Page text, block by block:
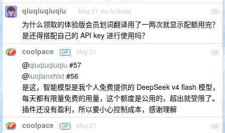
57
qiuqiuqiuqiu May 21 via Android
为什么领取的体验版会员划词翻译用了一两次就显示配额用完？
是还得搭配自己的 API key 进行使用吗？
58
coolpace OP May 21
@qiuqiuqiuqiu #57
@luojianxhlxt #56
是这，智能模型是我个人免费提供的 DeepSeek v4 flash 模型，
每天都有限量免费的用量，这个额度是公用的，超出就受限了。
插件还没有盈利，所以要小心控制成本，感谢理解
59
coolpace OP May 21